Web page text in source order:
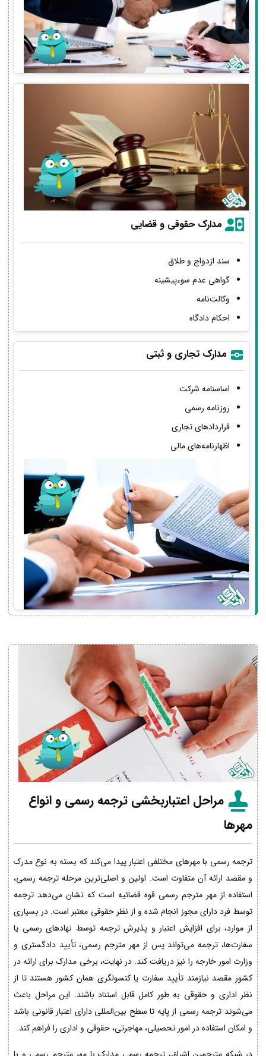
مدارک حقوقی و قضایی
سند ازدواج و طلاق
گواهی عدم سوءپیشینه
وکالت‌نامه
احکام دادگاه
مدارک تجاری و ثبتی
اساسنامه شرکت
روزنامه رسمی
قراردادهای تجاری
اظهارنامه‌های مالی
مراحل اعتباربخشی ترجمه رسمی و انواع
مهرها
ترجمه رسمی با مهرهای مختلفی اعتبار پیدا می‌کند که بسته به نوع مدرک
و مقصد ارائه آن متفاوت است. اولین و اصلی‌ترین مرحله ترجمه رسمی،
استفاده از مهر مترجم رسمی قوه قضائیه است که نشان می‌دهد ترجمه
توسط فرد دارای مجوز انجام شده و از نظر حقوقی معتبر است. در بسیاری
از موارد، برای افزایش اعتبار و پذیرش ترجمه توسط نهادهای رسمی یا
سفارت‌ها، ترجمه می‌تواند پس از مهر مترجم رسمی، تأیید دادگستری و
وزارت امور خارجه را نیز دریافت کند. در نهایت، برخی مدارک برای ارائه در
کشور مقصد نیازمند تأیید سفارت یا کنسولگری همان کشور هستند تا از
نظر اداری و حقوقی به طور کامل قابل استناد باشند. این مراحل باعث
می‌شوند ترجمه رسمی از پایه تا سطح بین‌المللی دارای اعتبار قانونی باشد
و امکان استفاده در امور تحصیلی، مهاجرتی، حقوقی و اداری را فراهم کند.